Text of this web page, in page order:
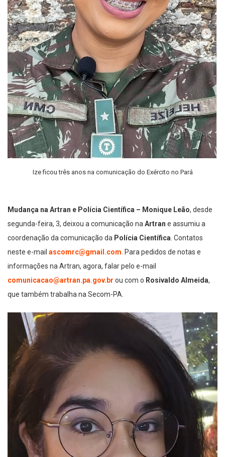
Ize ficou três anos na comunicação do Exército no Pará
Mudança na Artran e Polícia Científica – Monique Leão, desde
segunda-feira, 3, deixou a comunicação na Artran e assumiu a
coordenação da comunicação da Polícia Científica . Contatos
neste e-mail ascomrc@gmail.com Para pedidos de notas e
informações na Artran, agora, falar pelo e-mail
comunicacao@artran.pa.gov.br ou com o Rosivaldo Almeida,
que também trabalha na Secom-PA.